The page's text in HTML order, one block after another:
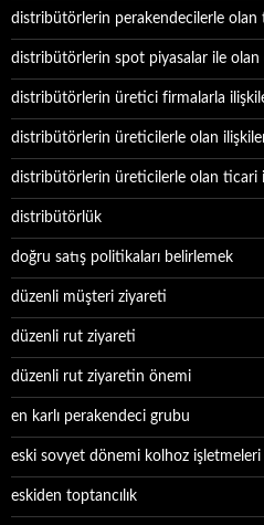
distribütörlerin perakendecilerle olan
distribütörlerin spot piyasalar ile olan
distribütörlerin üretici firmalarla
distribütörlerin üreticilerle olan
distribütörlerin üreticilerle olan ticari
distribütörlük
doğru satış politikaları belirlemek
düzenli müşteri ziyareti
düzenli rut ziyareti
düzenli rut ziyaretin önemi
en karlı perakendeci grubu
eski sovyet dönemi kolhoz işletmeleri
eskiden toptancılık